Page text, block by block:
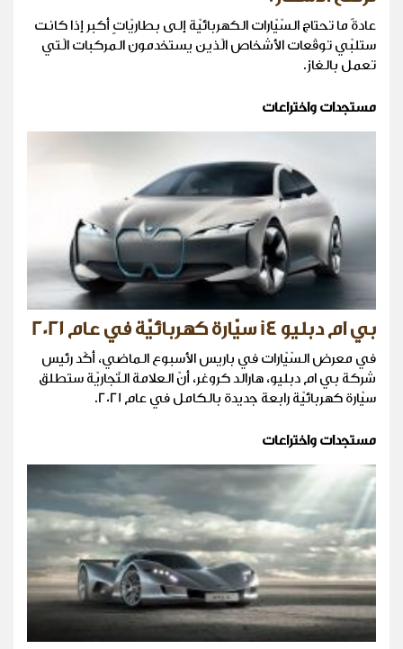
عادةً ما تحتاج السّيّارات الكهربائيّة إلى بطاريّاتٍ أكبر إذا كانت
ستلبّي توقّعات الأشخاص الّذين يستخدمون المركبات الّتي
تعمل بالغاز.
مستجدات واختراعات
بي ام دبليو i4 سيّارة كهربائيّة في عام 2021
في معرض السّيّارات في باريس الأسبوع الماضي، أكّد رئيس
شركة بي ام دبليو، هارالد كروغر، أنّ العلامة التّجاريّة ستطلق
سيّارة كهربائيّة رابعة جديدة بالكامل في عام 2021.
مستجدات واختراعات